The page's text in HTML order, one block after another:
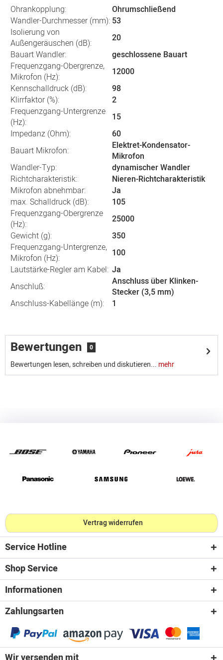
Ohrankopplung:
Ohrumschließend
Wandler-Durchmesser (mm): 53
Isolierung von
Außengeräuschen (dB):
20
Bauart Wandler:
geschlossene Bauart
Frequenzgang-Obergrenze,
Mikrofon (Hz):
12000
Kennschalldruck (dB):
98
Klirrfaktor (%):
2
Frequenzgang-Untergrenze
(Hz):
15
Impedanz (Ohm):
60
Bauart Mikrofon:
Elektret-Kondensator-
Mikrofon
Wandler-Typ:
dynamischer Wandler
Richtcharakteristik:
Nieren-Richtcharakteristik
Mikrofon abnehmbar:
Ja
max. Schalldruck (dB):
105
Frequenzgang-Obergrenze
(Hz):
25000
Gewicht (g):
350
Frequenzgang-Untergrenze,
Mikrofon (Hz):
100
Lautstärke-Regler am Kabel: Ja
Anschluß:
Anschluss über Klinken-
Stecker (3,5 mm)
Anschluss-Kabellänge (m):
1
Bewertungen 0
Bewertungen lesen, schreiben und diskutieren... mehr
Vertrag widerrufen
Service Hotline
Shop Service
Informationen
Zahlungsarten